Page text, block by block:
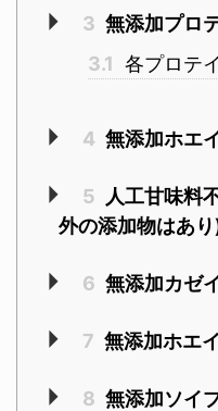
3 無添加プロ
3.1 各プロテ
4 無添加ホエ
5
人工甘味料
外の添加物はあ
6 無添加カゼ
7 無添加ホエ
8 無添加ソイ